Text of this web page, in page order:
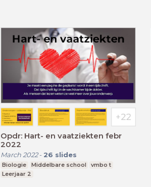
Opdr: Hart- en vaatziekten febr
2022
March 2022- 26 slides
Biologie Middelbare school
vmbo t
Leerjaar 2